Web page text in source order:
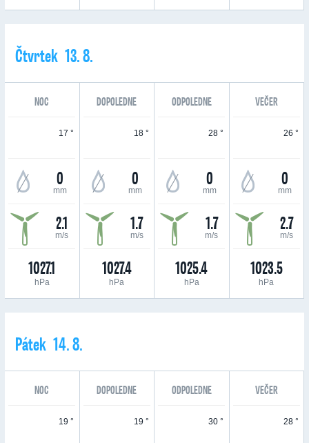
Čtvrtek 13. 8.
NOC DOPOLEDNE ODPOLEDNE VEČER
17 °
0
mm
2.1
m/s
1027.1
hPa
18 °
0
mm
1.7
m/s
1027.4
hPa
28 °
0
mm
1.7
m/s
1025.4
hPa
26 °
0
mm
2.7
m/s
1023.5
hPa
Pátek 14. 8.
NOC DOPOLEDNE ODPOLEDNE VEČER
19 ° 19 ° 30 ° 28 °